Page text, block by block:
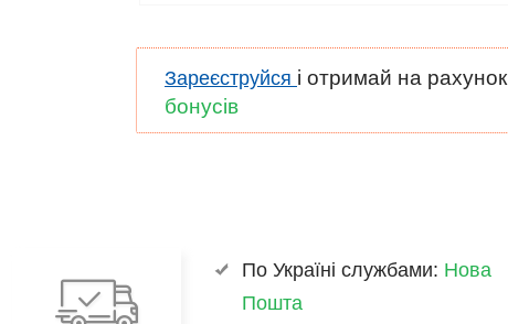
Зареєструйся і отримай на рахунок
бонусів
По Україні службами: Нова
Пошта